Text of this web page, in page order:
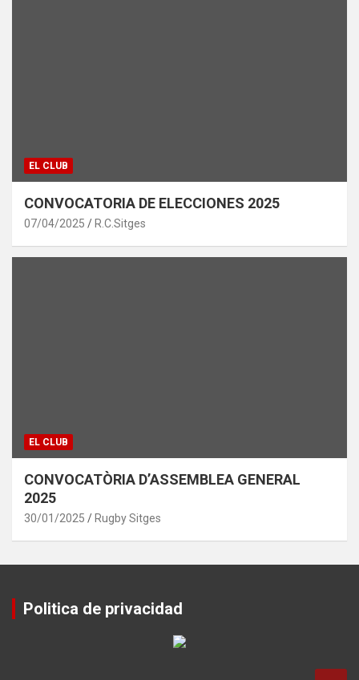
EL CLUB
CONVOCATORIA DE ELECCIONES 2025
07/04/2025 R.C.Sitges
EL CLUB
CONVOCATÒRIA D’ASSEMBLEA GENERAL
2025
30/01/2025 Rugby Sitges
Politica de privacidad